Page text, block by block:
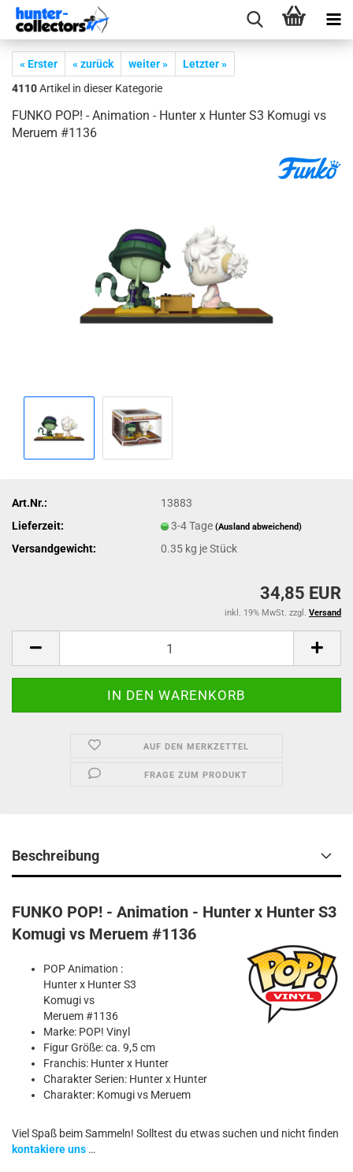
« Erster « zurück weiter »
Letzter »
4110Artikel in dieser Kategorie
FUNKO POP! - Ani­ma­ti­on - Hun­ter x Hun­ter S3 Ko­mu­gi vs
Me­ru­em #1136
Art.Nr.:
13883
Lieferzeit:
3-4 Tage(Ausland abweichend)
Versandgewicht: 0.35 kg je Stück
34,85 EUR
inkl. 19% MwSt. zzgl. Versand
AUF DEN MERKZETTEL
FRAGE ZUM PRODUKT
Beschreibung
FUNKO POP! - Animation - Hunter x Hunter S3
Komugi vs Meruem #1136
POP Animation :
Hunter x Hunter S3
Komugi vs
Meruem #1136
Marke: POP! Vinyl
Figur Größe: ca. 9,5 cm
Franchis: Hunter x Hunter
Charakter Serien: Hunter x Hunter
Charakter: Komugi vs Meruem
Viel Spaß beim Sammeln! Solltest du etwas suchen und nicht finden
kontakiere uns …